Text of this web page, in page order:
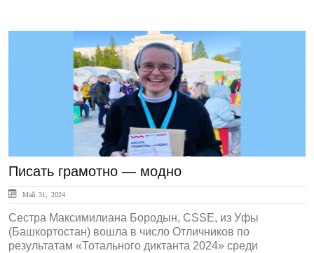
ЛЕНТА НОВОСТЕЙ
Писать грамотно — модно
Май 31, 2024
Сестра Максимилиана Бородын, CSSE, из Уфы
(Башкортостан) вошла в число Отличников по
результатам «Тотального диктанта 2024» среди